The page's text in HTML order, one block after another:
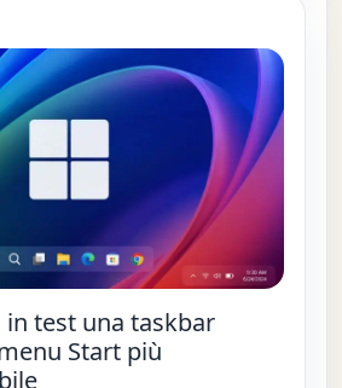
in test una taskbar
Start più